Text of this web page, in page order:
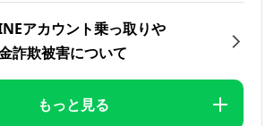
アカウント乗っ取りや
詐欺被害について
もっと見る